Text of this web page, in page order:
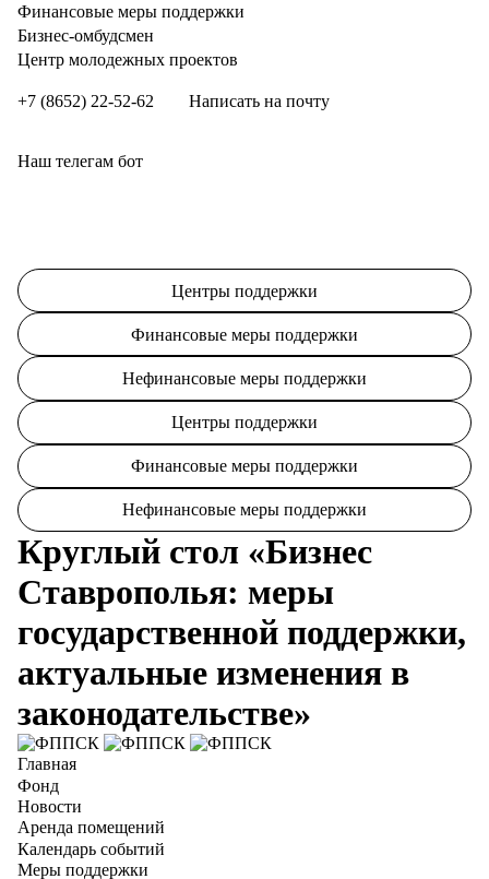
Финансовые меры поддержки
Бизнес-омбудсмен
Центр молодежных проектов
+7 (8652) 22-52-62 Написать на почту
Наш телегам бот
Центры поддержки
Финансовые меры поддержки
Нефинансовые меры поддержки
Центры поддержки
Финансовые меры поддержки
Нефинансовые меры поддержки
Круглый стол «Бизнес
Ставрополья: меры
государственной поддержки,
актуальные изменения в
законодательстве»
Главная
Фонд
Новости
Аренда помещений
Календарь событий
Меры поддержки